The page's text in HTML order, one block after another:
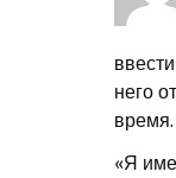
него
время.
«Я